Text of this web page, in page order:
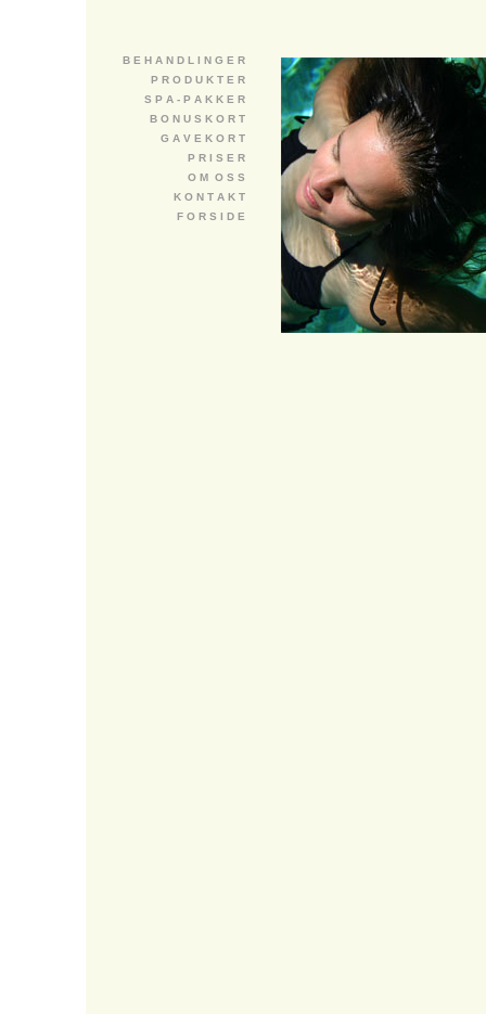
B E H A N D L I N G E R
P R O D U K T E R
S P A - P A K K E R
B O N U S K O R T
G A V E K O R T
P R I S E R
O M O S S
K O N T A K T
F O R S I D E